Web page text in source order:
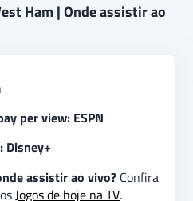
Ham | Onde assistir ao
per view: ESPN
assistir ao vivo? Confira
Jogos de hoje na TV.